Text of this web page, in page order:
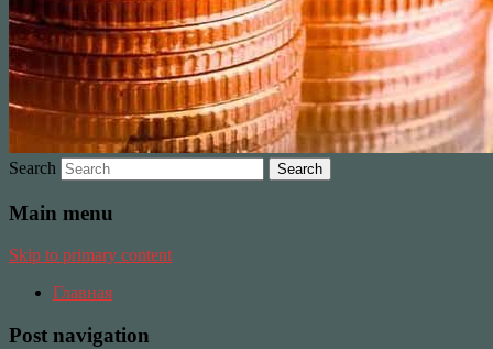
Search
Main menu
Skip to primary content
Главная
Post navigation